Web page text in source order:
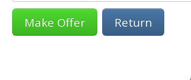
Return